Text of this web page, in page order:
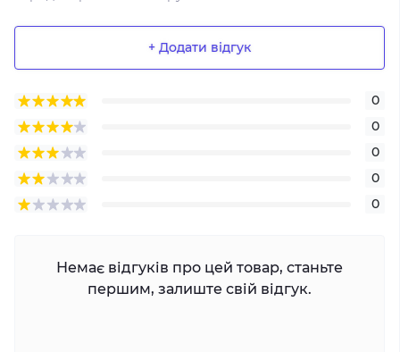
+ Додати відгук
0
0
0
0
0
Немає відгуків про цей товар, станьте
першим, залиште свій відгук.